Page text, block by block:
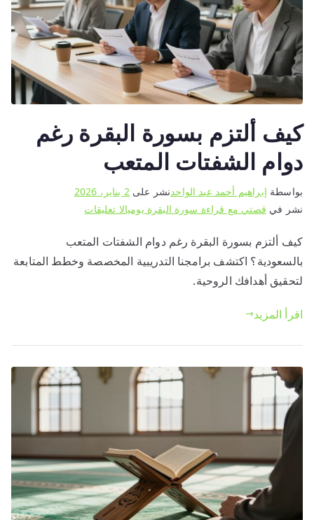
كيف ألتزم بسورة البقرة رغم
دوام الشفتات المتعب
بواسطة إبراهيم أحمد عبد الواحدنشر على 2 يناير، 2026
نشر في قصتي مع قراءة سورة البقرة يوميالا تعليقاتعلى
ألتزم
بسورة
المتعب
كيف ألتزم بسورة البقرة رغم دوام الشفتات المتعب
بالسعودية؟ اكتشف برامجنا التدريبية المخصصة وخطط المتابعة
لتحقيق أهدافك الروحية.
اقرأ المزيد